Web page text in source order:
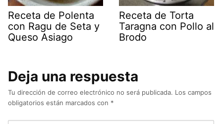
Receta de Polenta
con Ragu de Seta y
Queso Asiago
Receta de Torta
Taragna con Pollo al
Brodo
Deja una respuesta
Tu dirección de correo electrónico no será publicada. Los campos
obligatorios están marcados con *